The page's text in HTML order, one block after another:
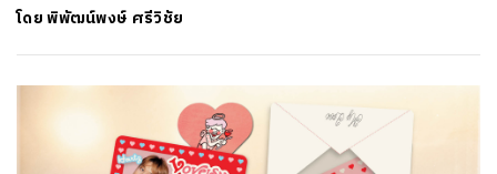
โดยพิพัฒน์พงษ์ ศรีวิชัย